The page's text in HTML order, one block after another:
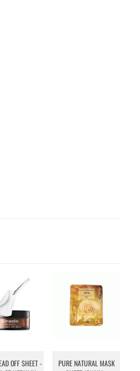
OFF SHEET -
PURE NATURAL MASK